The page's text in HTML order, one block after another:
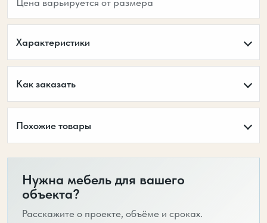
Цена варьируется от размера
Характеристики
Как заказать
Похожие товары
Нужна мебель для вашего
объекта?
Расскажите о проекте, объёме и сроках.